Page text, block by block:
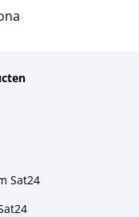
Sat24